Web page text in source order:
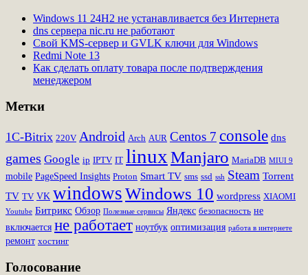
Windows 11 24H2 не устанавливается без Интернета
dns сервера nic.ru не работают
Свой KMS-сервер и GVLK ключи для Windows
Redmi Note 13
Как сделать оплату товара после подтверждения
менеджером
Метки
1C-Bitrix 220V Android Arch AUR Centos 7 console dns
games Google ip IPTV IT linuxManjaro MariaDB MIUI 9
mobile PageSpeed Insights Proton Smart TV sms ssd ssh Steam Torrent
TV TV VK windowsWindows 10 wordpress XIAOMI
Youtube Битрикс Обзор Полезные сервисы Яндекс безопасность не
включается не работает ноутбук оптимизация работа в интернете
ремонт хостинг
Голосование